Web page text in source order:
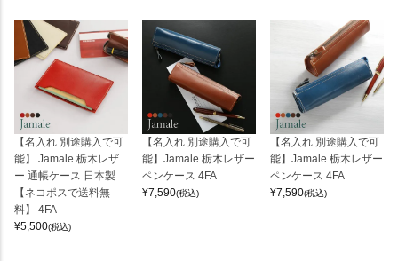
【名入れ 別途購入で可
能】 Jamale 栃木レザ
ー 通帳ケース 日本製
【ネコポスで送料無
料】 4FA
¥5,500(税込)
【名入れ 別途購入で可
能】Jamale 栃木レザー
ペンケース 4FA
¥7,590(税込)
【名入れ 別途購入で可
能】Jamale 栃木レザー
ペンケース 4FA
¥7,590(税込)